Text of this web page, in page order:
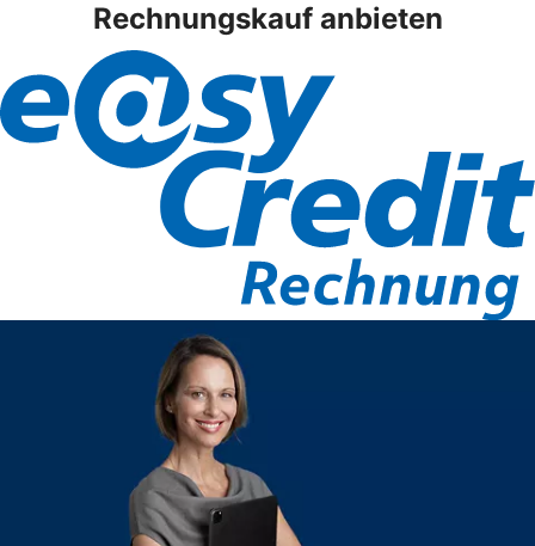
Rechnungskauf anbieten